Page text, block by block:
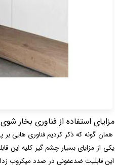
مزایای استفاده از فناوری بخار
همان گونه که ذکر کردیم فناوری هایی
یکی از مزایای بسیار چشم گیر کلیه
این قابلیت ضدعفونی در صدد میکروب